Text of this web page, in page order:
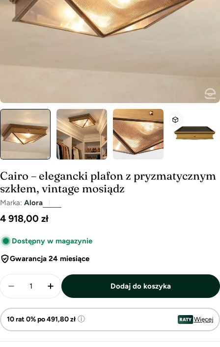
Cairo – elegancki plafon z pryzmatycznym
szkłem, vintage mosiądz
Marka: Alora
Cena
4 918,00 zł
Dostępny w magazynie
Gwarancja 24 miesiące
Ilość
Zmniejsz ilość dla Cairo – elegancki plafon z
Zwiększ ilość dla Cairo – elegancki
Dodaj do koszyka
10 rat 0% po 491,80 zł ⓘ Więcej